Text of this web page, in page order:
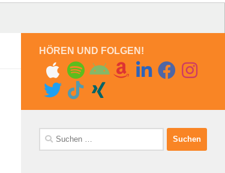
HÖREN UND FOLGEN!
Suchen
nach: